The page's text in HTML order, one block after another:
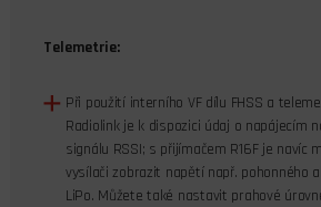
Telemetrie:
Při použití interního VF dílu FHSS a
Radiolink je k dispozici údaj o napájecím
signálu RSSI; s přijímačem R16F je navíc
vysílači zobrazit napětí např. pohonného
LiPo. Můžete také nastavit prahové